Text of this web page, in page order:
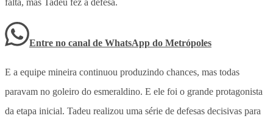
Entre no canal de WhatsApp do Metrópoles
E a equipe mineira continuou produzindo chances, mas todas
paravam no goleiro do esmeraldino. E ele foi o grande protagonista
da etapa inicial. Tadeu realizou uma série de defesas decisivas para